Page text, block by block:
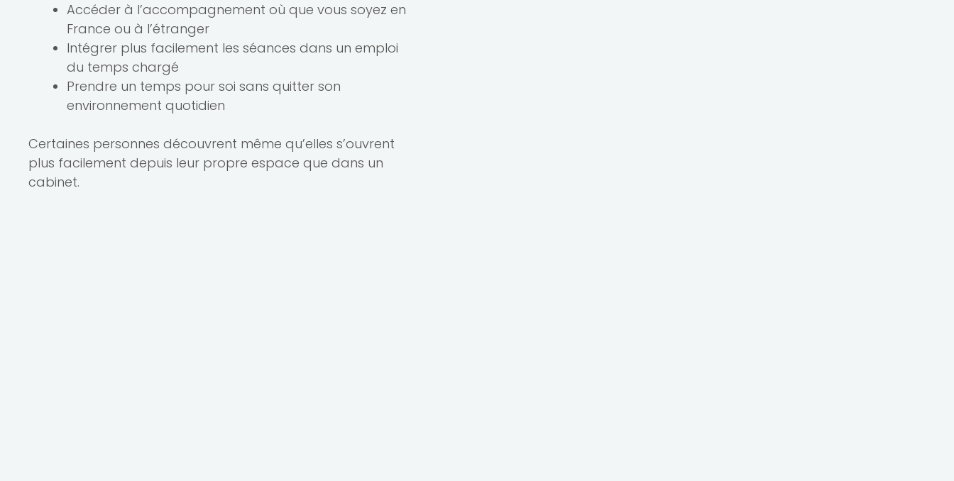
Accéder à l’accompagnement où que vous soyez en
France ou à l’étranger
Intégrer plus facilement les séances dans un emploi
du temps chargé
Prendre un temps pour soi sans quitter son
environnement quotidien
Certaines personnes découvrent même qu’elles s’ouvrent
plus facilement depuis leur propre espace que dans un
cabinet.